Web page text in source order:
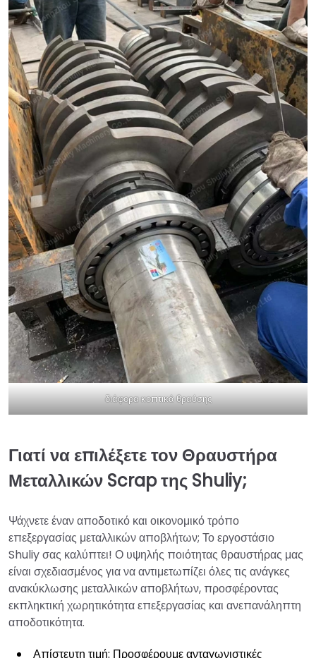
διάφορα κοπτικά θραύσης
Γιατί να επιλέξετε τον Θραυστήρα
Μεταλλικών Scrap της Shuliy;
Ψάχνετε έναν αποδοτικό και οικονομικό τρόπο
επεξεργασίας μεταλλικών αποβλήτων; Το εργοστάσιο
Shuliy σας καλύπτει! Ο υψηλής ποιότητας θραυστήρας μας
είναι σχεδιασμένος για να αντιμετωπίζει όλες τις ανάγκες
ανακύκλωσης μεταλλικών αποβλήτων, προσφέροντας
εκπληκτική χωρητικότητα επεξεργασίας και ανεπανάληπτη
αποδοτικότητα.
Απίστευτη τιμή: Προσφέρουμε ανταγωνιστικές